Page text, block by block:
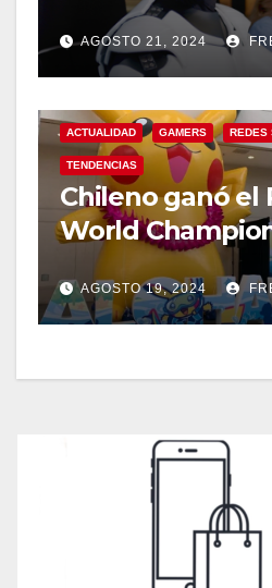
AGOSTO 21, 2024
ACTUALIDAD GAMERS REDES
TENDENCIAS
Chileno ganó el
World
AGOSTO 19, 2024